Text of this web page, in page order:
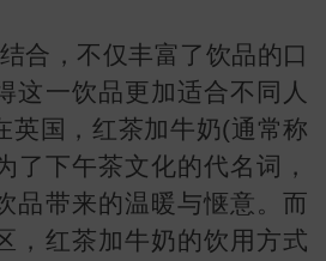
合，不仅丰富了饮品的口
这一饮品更加适合不同人
英国，红茶加牛奶(通常称
了下午茶文化的代名词，
品带来的温暖与惬意。而
，红茶加牛奶的饮用方式